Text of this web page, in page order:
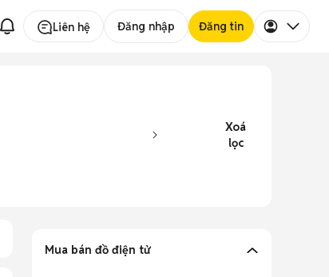
Liên hệ Đăng nhập Đăng tin
Xoá
lọc
Mua bán đồ điện tử